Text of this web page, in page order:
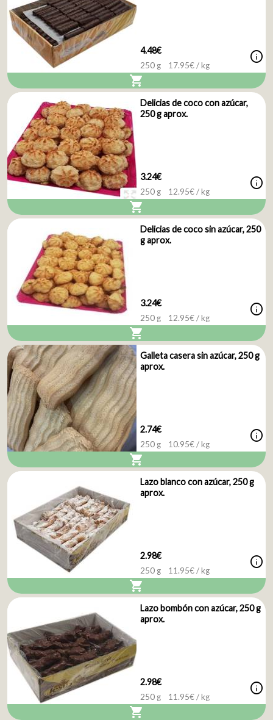
4.48€
250 g 17.95€ / kg info
shopping_cart
Delicias de coco con azúcar,
250 g aprox.
3.24€
250 g 12.95€ / kg info
shopping_cart
Delicias de coco sin azúcar, 250
g aprox.
3.24€
250 g 12.95€ / kg info
shopping_cart
Galleta casera sin azúcar, 250 g
aprox.
2.74€
250 g 10.95€ / kg info
shopping_cart
Lazo blanco con azúcar, 250 g
aprox.
2.98€
250 g 11.95€ / kg info
shopping_cart
Lazo bombón con azúcar, 250 g
aprox.
2.98€
250 g 11.95€ / kg info
shopping_cart